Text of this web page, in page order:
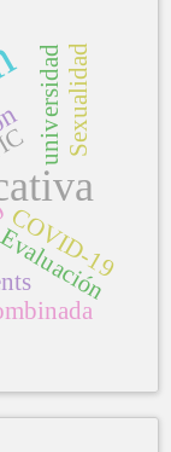
universidad
COVID-19
Sexualidad